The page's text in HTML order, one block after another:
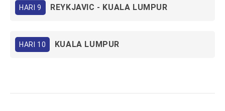
HARI 9 REYKJAVIC - KUALA LUMPUR
HARI 10 KUALA LUMPUR